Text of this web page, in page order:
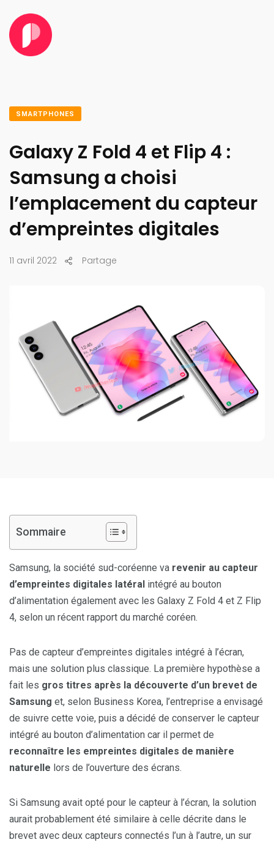
SMARTPHONES
Galaxy Z Fold 4 et Flip 4 :
Samsung a choisi
l’emplacement du capteur
d’empreintes digitales
11 avril 2022 Partage
Sommaire
Samsung, la société sud-coréenne va revenir au capteur
d’empreintes digitales latéral intégré au bouton
d’alimentation également avec les Galaxy Z Fold 4 et Z Flip
4, selon un récent rapport du marché coréen.
Pas de capteur d’empreintes digitales intégré à l’écran,
mais une solution plus classique. La première hypothèse a
fait les gros titres après la découverte d’un brevet de
Samsung et, selon Business Korea, l’entreprise a envisagé
de suivre cette voie, puis a décidé de conserver le capteur
intégré au bouton d’alimentation car il permet de
reconnaître les empreintes digitales de manière
naturelle lors de l’ouverture des écrans.
Si Samsung avait opté pour le capteur à l’écran, la solution
aurait probablement été similaire à celle décrite dans le
brevet avec deux capteurs connectés l’un à l’autre, un sur